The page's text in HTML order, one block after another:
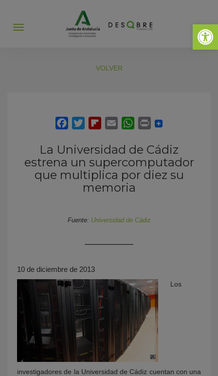
Abrir
Abrir
VOLVER
La Universidad de Cádiz
estrena un supercomputador
que multiplica por diez su
memoria
Fuente: Universidad de Cádiz
10 de diciembre de 2013
Los
investigadores de la Universidad de Cádiz cuentan con una